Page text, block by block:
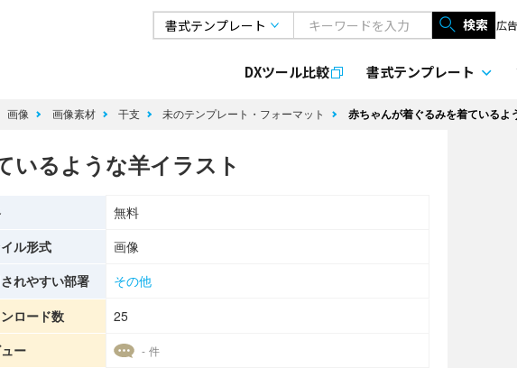
検索 広
DXツール比較 書式テンプレート
画像 画像素材 干支 未のテンプレート・フォーマット 赤ちゃんが着ぐるみを着ているよ
いるような羊イラスト
無料
ル形式
画像
れやすい部署
その他
ロード数
25
ー
- 件